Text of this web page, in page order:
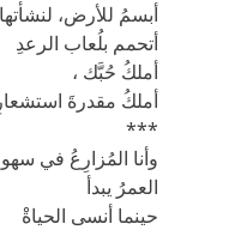
أبسمُ للأرض،
أتحمم بلُعاب الرعدِ
أملكُ حُبَّك ،
أملكُ مقدرةَ
***
وأنا المُزارِعُ في
العمرُ يبدأ
حينما أنسى الحياةْ